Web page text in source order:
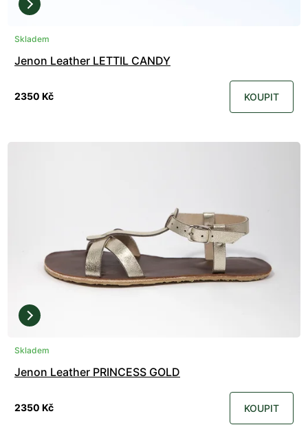
Skladem
Jenon Leather LETTIL CANDY
2350 Kč KOUPIT
Skladem
Jenon Leather PRINCESS GOLD
2350 Kč KOUPIT